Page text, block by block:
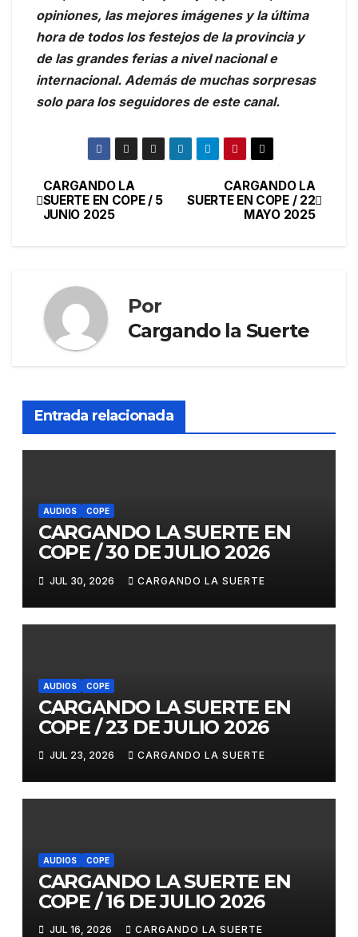
opiniones, las mejores imágenes y la última
hora de todos los festejos de la provincia y
de las grandes ferias a nivel nacional e
internacional. Además de muchas sorpresas
solo para los seguidores de este canal.
CARGANDO LA
SUERTE EN COPE / 22
MAYO 2025
CARGANDO LA
SUERTE EN COPE / 5
JUNIO 2025
Por
Cargando la Suerte
Entrada relacionada
AUDIOS COPE
CARGANDO LA SUERTE EN
COPE / 30 DE JULIO 2026
JUL 30, 2026 CARGANDO LA SUERTE
AUDIOS COPE
CARGANDO LA SUERTE EN
COPE / 23 DE JULIO 2026
JUL 23, 2026 CARGANDO LA SUERTE
AUDIOS COPE
CARGANDO LA SUERTE EN
COPE / 16 DE JULIO 2026
JUL 16, 2026 CARGANDO LA SUERTE